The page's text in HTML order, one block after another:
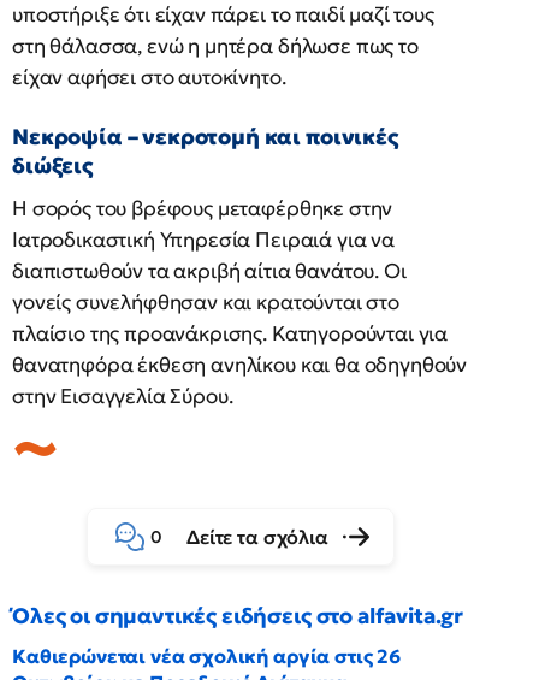
υποστήριξε ότι είχαν πάρει το παιδί μαζί τους
στη θάλασσα, ενώ η μητέρα δήλωσε πως το
είχαν αφήσει στο αυτοκίνητο.
Νεκροψία – νεκροτομή και ποινικές
διώξεις
Η σορός του βρέφους μεταφέρθηκε στην
Ιατροδικαστική Υπηρεσία Πειραιά για να
διαπιστωθούν τα ακριβή αίτια θανάτου. Οι
γονείς συνελήφθησαν και κρατούνται στο
πλαίσιο της προανάκρισης. Κατηγορούνται για
θανατηφόρα έκθεση ανηλίκου και θα οδηγηθούν
στην Εισαγγελία Σύρου.
0 Δείτε τα σχόλια
Όλες οι σημαντικές ειδήσεις στο alfavita.gr
Καθιερώνεται νέα σχολική αργία στις 26